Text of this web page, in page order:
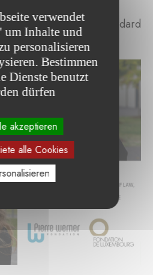
mit dem Thema:
through standard
agreements."
verwendet
um Inhalte und
personalisieren
Bestimmen
Dienste benutzt
dürfen
akzeptieren
alle Cookies